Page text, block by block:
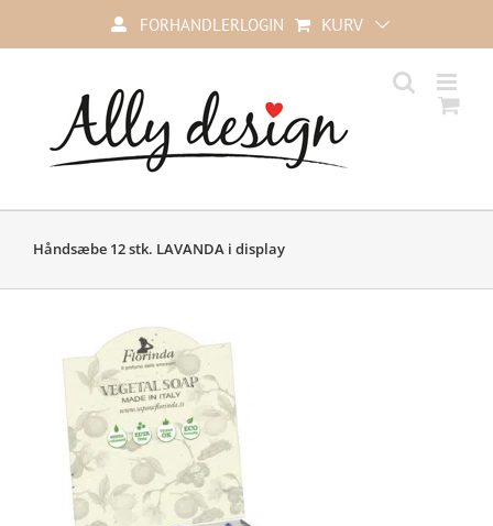
content
FORHANDLERLOGIN KURV
Håndsæbe 12 stk. LAVANDA i display